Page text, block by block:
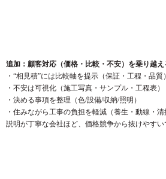
追加：顧客対応（価格・比較・不安）を乗り越え
・“相見積”には比較軸を提示（保証・工程・品質）
・不安は可視化（施工写真・サンプル・工程表）
・決める事項を整理（色/設備/収納/照明）
・住みながら工事の負担を軽減（養生・動線・清
説明が丁寧な会社ほど、価格競争から抜けやすい